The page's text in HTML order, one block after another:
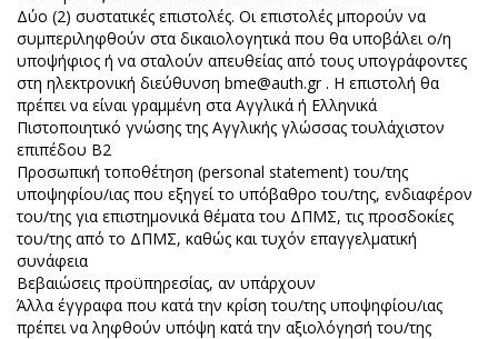
Δύο (2) συστατικές επιστολές. Οι επιστολές μπορούν να
συμπεριληφθούν στα δικαιολογητικά που θα υποβάλει ο/η
υποψήφιος ή να σταλούν απευθείας από τους υπογράφοντες
στη ηλεκτρονική διεύθυνση bme@auth.gr. Η επιστολή θα
πρέπει να είναι γραμμένη στα Αγγλικά ή Ελληνικά
Πιστοποιητικό γνώσης της Αγγλικής γλώσσας τουλάχιστον
επιπέδου Β2
Προσωπική τοποθέτηση (personal statement) του/της
υποψηφίου/ιας που εξηγεί το υπόβαθρο του/της, ενδιαφέρον
του/της για επιστημονικά θέματα του ΔΠΜΣ, τις προσδοκίες
του/της από το ΔΠΜΣ, καθώς και τυχόν επαγγελματική
συνάφεια
Βεβαιώσεις προϋπηρεσίας, αν υπάρχουν
Άλλα έγγραφα που κατά την κρίση του/της υποψηφίου/ιας
πρέπει να ληφθούν υπόψη κατά την αξιολόγησή του/της